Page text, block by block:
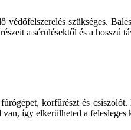
szükséges.
a sérülésektől és a hosszú
körfűrészt és
így elkerülheted a felesleges